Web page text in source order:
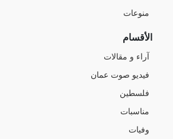
منوعات
الأقسام
آراء و مقالات
فيديو صوت عمان
فلسطين
مناسبات
وفيات